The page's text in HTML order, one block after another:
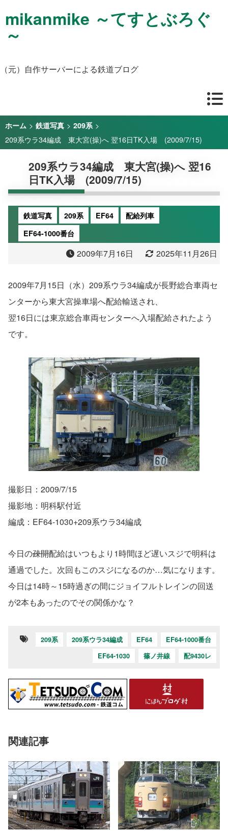
mikanmike ～てすとぶろぐ
～
（元）自作サーバーによる鉄道ブログ
ホーム > 鉄道写真 > 209系 >
209系ウラ34編成 東大宮(操)へ 翌16日TK入場 (2009/7/15)
209系ウラ34編成 東大宮(操)へ 翌16
日TK入場 (2009/7/15)
鉄道写真 209系 EF64
配給列車
EF64-1000番台
2009年7月16日 2025年11月26日
2009年7月15日（水）209系ウラ34編成が長野総合車両セ
ンターから東大宮操車場へ配給輸送され、
翌16日には東京総合車両センターへ入場配給されたよう
です。
撮影日：2009/7/15
撮影地：明科駅付近
編成：EF64-1030+209系ウラ34編成
今日の疎開配給はいつもより1時間ほど遅いスジで明科は
通過でした。次回もこのスジになるのか…気になります。
今日は14時～15時過ぎの間にジョイフルトレインの回送
が2本もあったのでその関係かな？
209系 209系ウラ34編成 EF64
EF64-1000番台
EF64-1030
篠ノ井線 配9430レ
関連記事